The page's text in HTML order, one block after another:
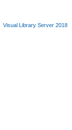
Visual Library Server 2018